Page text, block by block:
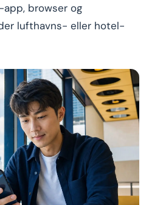
app, browser og
lufthavns- eller hotel-